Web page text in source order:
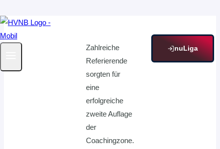
Zum
Inhalt
nuLiga
Zahlreiche
Referierende
sorgten für
eine
erfolgreiche
zweite Auflage
der
Coachingzone.